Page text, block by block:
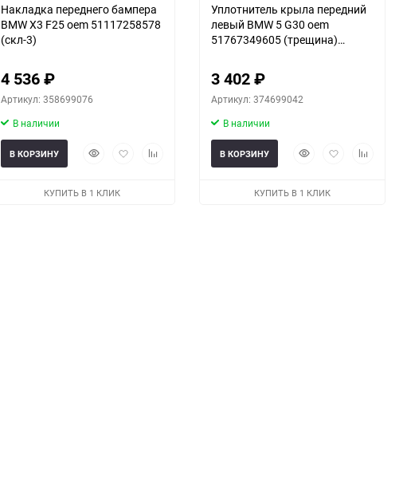
Накладка переднего бампера
BMW X3 F25 oem 51117258578
(скл-3)
4 536₽
Артикул: 358699076
В наличии
БыстрыйДобавитьДобавить
В КОРЗИНУ
КУПИТЬ В 1 КЛИК
Уплотнитель крыла передний
левый BMW 5 G30 oem
51767349605 (трещина)
3 402₽
Артикул: 374699042
В наличии
БыстрыйДобавитьДобавить
В КОРЗИНУ
КУПИТЬ В 1 КЛИК